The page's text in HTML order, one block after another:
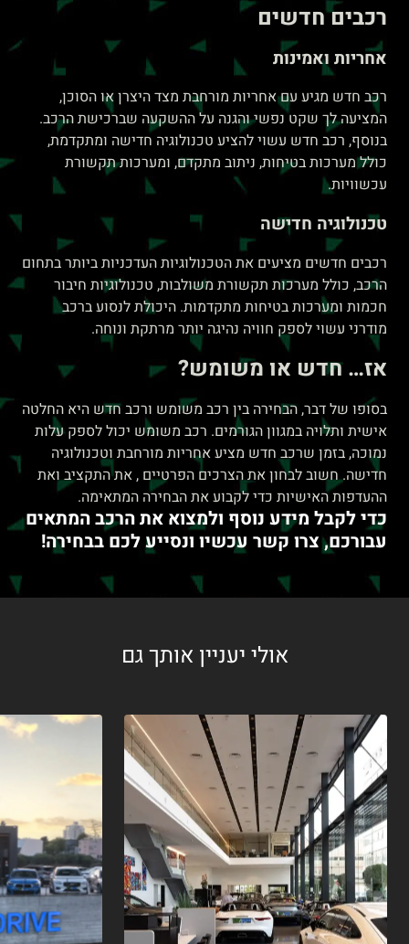
רכבים חדשים
אחריות ואמינות
רכב חדש מגיע עם אחריות מורחבת מצד היצרן או הסוכן,
המציעה לך שקט נפשי והגנה על ההשקעה שברכישת הרכב.
בנוסף, רכב חדש עשוי להציע טכנולוגיה חדישה ומתקדמת,
כולל מערכות בטיחות, ניתוב מתקדם, ומערכות תקשורת
עכשוויות.
טכנולוגיה חדישה
רכבים חדשים מציעים את הטכנולוגיות העדכניות ביותר בתחום
הרכב, כולל מערכות תקשורת משולבות, טכנולוגיות חיבור
חכמות ומערכות בטיחות מתקדמות. היכולת לנסוע ברכב
מודרני עשוי לספק חוויה נהיגה יותר מרתקת ונוחה.
אז… חדש או משומש?
בסופו של דבר, הבחירה בין רכב משומש ורכב חדש היא החלטה
אישית ותלויה במגוון הגורמים. רכב משומש יכול לספק עלות
נמוכה, בזמן שרכב חדש מציע אחריות מורחבת וטכנולוגיה
חדישה. חשוב לבחון את הצרכים הפרטיים , את התקציב ואת
ההעדפות האישיות כדי לקבוע את הבחירה המתאימה.
כדי לקבל מידע נוסף ולמצוא את הרכב המתאים
עבורכם, צרו קשר עכשיו ונסייע לכם בבחירה!
אולי יעניין אותך גם